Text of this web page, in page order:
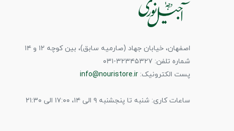
اصفهان، خیابان جهاد (صارمیه سابق)، بین کوچه ۱۲ و ۱۴
شماره تلفن: ۳۲۳۴۵۳۲۷-۰۳۱
پست الکترونیک: info@nouristore.ir
ساعات کاری: شنبه تا پنجشنبه ۹ الی ۱۴، ۱۷:۰۰ الی ۲۱:۳۰